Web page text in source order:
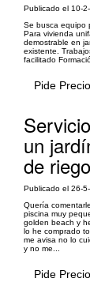
Publicado el 10-
Se busca equipo
Para vivienda
demostrable en
existente.
facilitado
Pide
un
de
Publicado el 26-
Quería
piscina muy
golden beach y
lo he comprado
me avisa no lo
y no me...
Pide